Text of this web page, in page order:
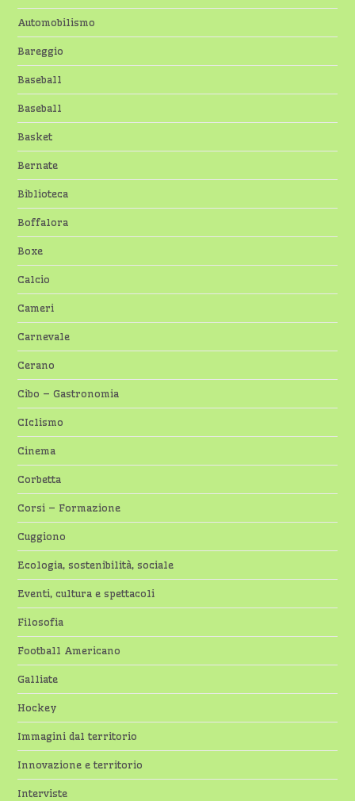
Automobilismo
Bareggio
Baseball
Baseball
Basket
Bernate
Biblioteca
Boffalora
Boxe
Calcio
Cameri
Carnevale
Cerano
Cibo – Gastronomia
CIclismo
Cinema
Corbetta
Corsi – Formazione
Cuggiono
Ecologia, sostenibilità, sociale
Eventi, cultura e spettacoli
Filosofia
Football Americano
Galliate
Hockey
Immagini dal territorio
Innovazione e territorio
Interviste